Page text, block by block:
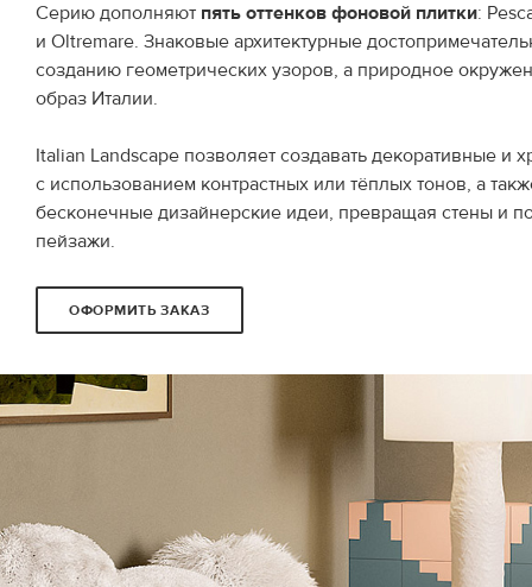
Серию дополняют пять оттенков фоновой плитки:
и Oltremare. Знаковые архитектурные
созданию геометрических узоров, а природное
образ Италии.
Italian Landscape позволяет создавать декоративные и
с использованием контрастных или тёплых тонов, а
бесконечные дизайнерские идеи, превращая стены и
пейзажи.
ОФОРМИТЬ ЗАКАЗ